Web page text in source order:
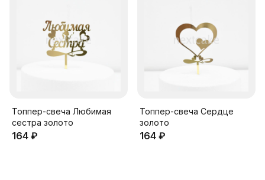
Топпер-свеча Любимая
сестра золото
164 ₽
Топпер-свеча Сердце
золото
164 ₽